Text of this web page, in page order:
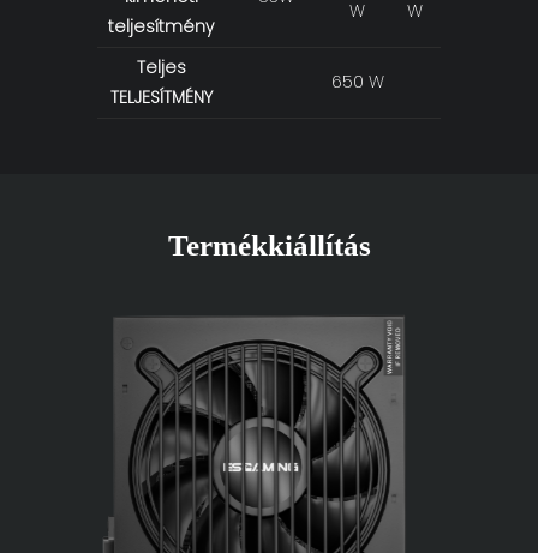
teljesítmény
W
W
Teljes
TELJESÍTMÉNY
650 W
Termékkiállítás